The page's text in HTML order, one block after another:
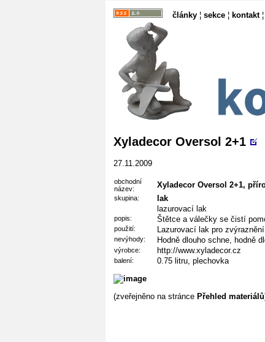
články ¦ sekce ¦ kontakt¦
Xyladecor Oversol 2+1
27.11.2009
obchodní
název:
Xyladecor Oversol 2+1,
skupina:
lak
lazurovací lak
popis: Štětce a válečky se čistí
použití: Lazurovací lak pro
nevýhody: Hodně dlouho schne, hodně
výrobce: http://www.xyladecor.cz
balení: 0.75 litru, plechovka
(zveřejněno na stránce Přehled materiálů